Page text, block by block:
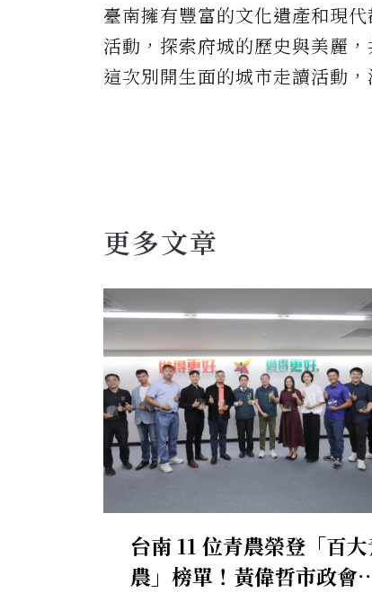
臺南擁有豐富的文化遺產和現
活動，探索府城的歷史與美麗
這次別開生面的城市走讀活動
更多文章
台南 11 位青農榮登「百
農」榜單！黃偉哲市政會